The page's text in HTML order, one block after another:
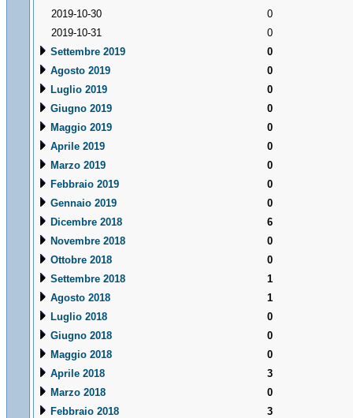
2019-10-30
0
2019-10-31
0
Settembre 2019
0
Agosto 2019
0
Luglio 2019
0
Giugno 2019
0
Maggio 2019
0
Aprile 2019
0
Marzo 2019
0
Febbraio 2019
0
Gennaio 2019
0
Dicembre 2018
6
Novembre 2018
0
Ottobre 2018
0
Settembre 2018
1
Agosto 2018
1
Luglio 2018
0
Giugno 2018
0
Maggio 2018
0
Aprile 2018
3
Marzo 2018
0
Febbraio 2018
3